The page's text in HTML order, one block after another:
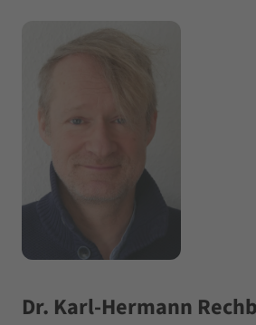
Dr. Karl-Hermann